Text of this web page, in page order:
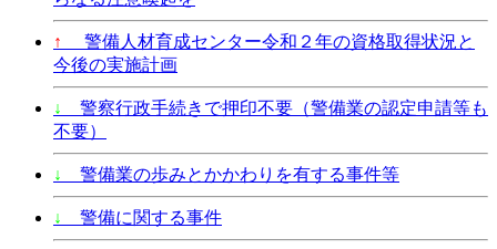
↑
警備人材育成センター令和２年の資格取得状況と
今後の実施計画
↓
警察行政手続きで押印不要（警備業の認定申請等も
不要）
↓ 警備業の歩みとかかわりを有する事件等
↓ 警備に関する事件